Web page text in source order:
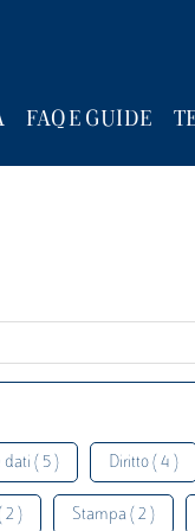
FAQ E GUIDE
dati ( 5 ) Diritto ( 4 )
2 ) Stampa ( 2 )